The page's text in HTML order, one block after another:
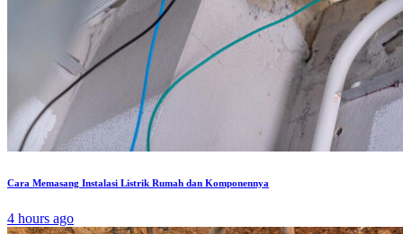
Cara Memasang Instalasi Listrik Rumah dan Komponennya
4 hours ago